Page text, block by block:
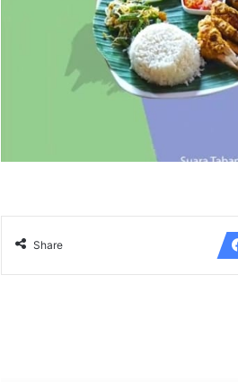
Share